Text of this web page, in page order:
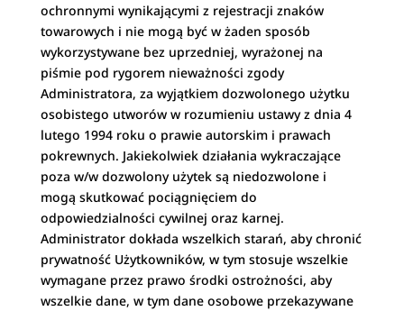
ochronnymi wynikającymi z rejestracji znaków
towarowych i nie mogą być w żaden sposób
wykorzystywane bez uprzedniej, wyrażonej na
piśmie pod rygorem nieważności zgody
Administratora, za wyjątkiem dozwolonego użytku
osobistego utworów w rozumieniu ustawy z dnia 4
lutego 1994 roku o prawie autorskim i prawach
pokrewnych. Jakiekolwiek działania wykraczające
poza w/w dozwolony użytek są niedozwolone i
mogą skutkować pociągnięciem do
odpowiedzialności cywilnej oraz karnej.
Administrator dokłada wszelkich starań, aby chronić
prywatność Użytkowników, w tym stosuje wszelkie
wymagane przez prawo środki ostrożności, aby
wszelkie dane, w tym dane osobowe przekazywane